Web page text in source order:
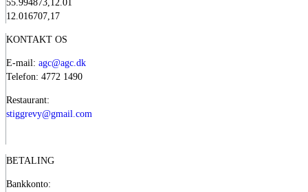
55.994873,12.01
12.016707,17
KONTAKT OS
E-mail: agc@agc.dk
Telefon: 4772 1490
Restaurant:
stiggrevy@gmail.com
BETALING
Bankkonto: